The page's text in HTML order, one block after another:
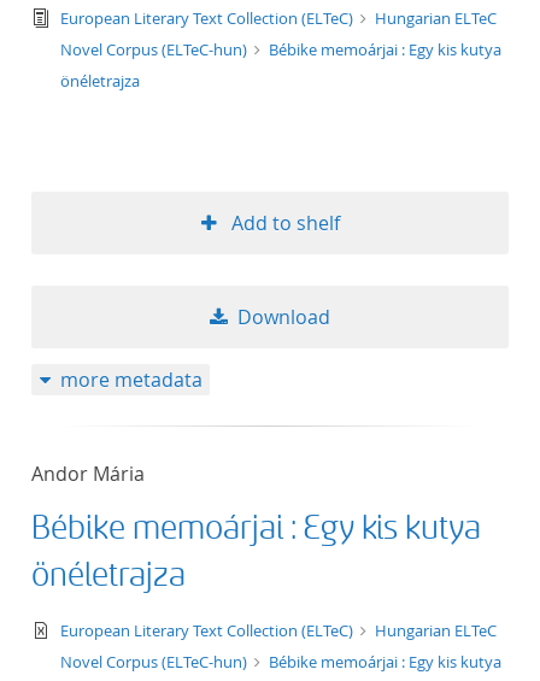
format
text/tg.edition+tg.aggregation+xml
European Literary Text Collection (ELTeC)
Hungarian ELTeC
Novel Corpus (ELTeC-hun)
Bébike memoárjai : Egy kis kutya
önéletrajza
Add to shelf
Download
more metadata
Andor Mária
Bébike memoárjai : Egy kis kutya
önéletrajza
text/xml
European Literary Text Collection (ELTeC)
Hungarian ELTeC
Novel Corpus (ELTeC-hun)
Bébike memoárjai : Egy kis kutya